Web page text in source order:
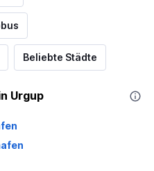
Beliebte Städte
Urgup